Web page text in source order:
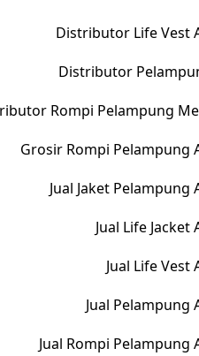
Distributor Life Vest
Distributor
Rompi Pelampung
Grosir Rompi Pelampung
Jual Jaket Pelampung
Jual Life
Jual Life Vest
Jual Pelampung
Jual Rompi Pelampung